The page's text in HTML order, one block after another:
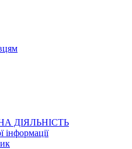
ДІЯЛЬНІСТЬ
інформації